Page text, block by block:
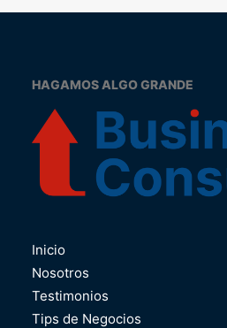
HAGAMOS ALGO GRANDE
Inicio
Nosotros
Testimonios
Tips de Negocios